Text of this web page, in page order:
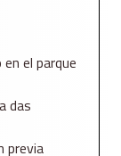
el parque
das
previa